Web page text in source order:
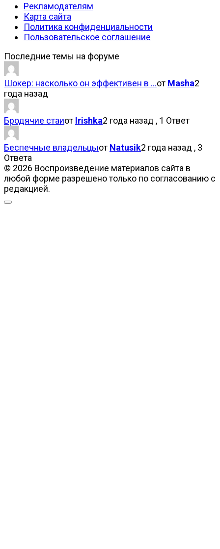
Рекламодателям
Карта сайта
Политика конфиденциальности
Пользовательское соглашение
Последние темы на форуме
Шокер: насколько он эффективен в …от Masha2
года назад
Бродячие стаиот Irishka2 года назад , 1 Ответ
Беспечные владельцыот Natusik2 года назад , 3
Ответа
© 2026 Воспроизведение материалов сайта в
любой форме разрешено только по согласованию с
редакцией.